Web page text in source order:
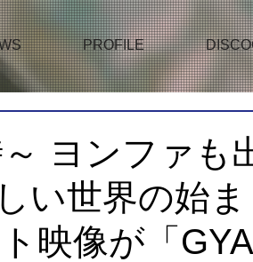
PROFILE
ヨンファも
い世界の始
映像が「